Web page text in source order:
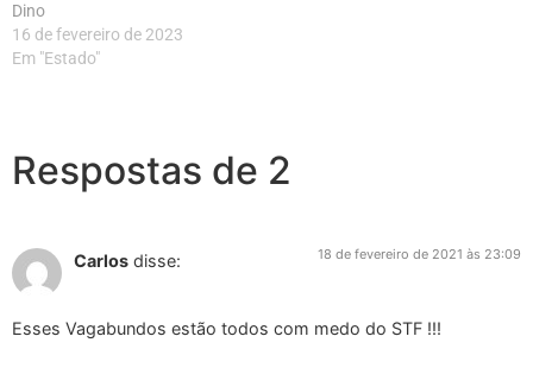
Dino
16 de fevereiro de 2023
Em "Estado"
Respostas de 2
Carlos disse: 18 de fevereiro de 2021 às 23:09
Esses Vagabundos estão todos com medo do STF !!!